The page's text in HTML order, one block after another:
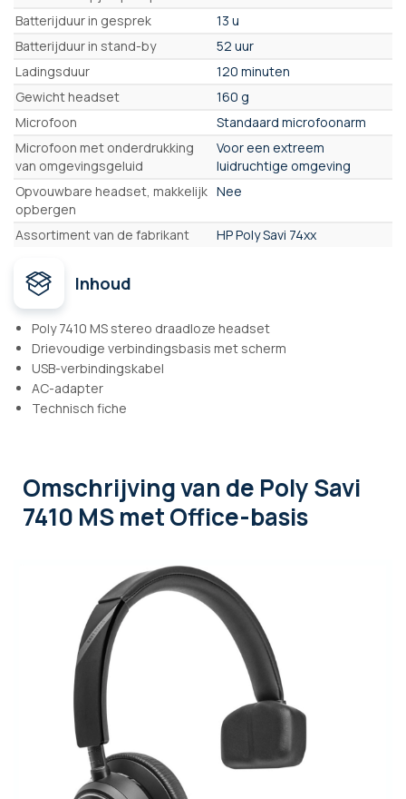
Batterijduur in gesprek
13 u
Batterijduur in stand-by
52 uur
Ladingsduur
120 minuten
Gewicht headset
160 g
Microfoon
Standaard microfoonarm
Microfoon met onderdrukking
van omgevingsgeluid
Voor een extreem
luidruchtige omgeving
Opvouwbare headset, makkelijk
opbergen
Nee
Assortiment van de fabrikant HP Poly Savi 74xx
Inhoud
Poly 7410 MS stereo draadloze headset
Drievoudige verbindingsbasis met scherm
USB-verbindingskabel
AC-adapter
Technisch fiche
Omschrijvingvan de Poly Savi
7410 MS met Office-basis